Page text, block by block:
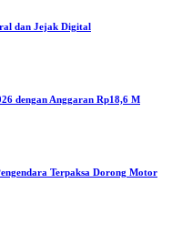
dan Jejak Digital
dengan Anggaran Rp18,6 M
Terpaksa Dorong Motor